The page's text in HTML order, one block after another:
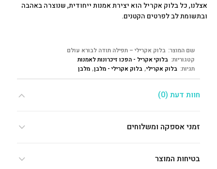
אצלנו, כל בלוק אקריל הוא יצירת אמנות ייחודית, שנוצרה באהבה
ובתשומת לב לפרטים הקטנים.
שם המוצר: בלוק אקרילי – תפילה תודה לבורא עולם
קטגוריות: בלוקי אקריל - הפכו זיכרונות לאמנות
תגיות: בלוק אקרילי, בלוק אקרילי - מלבן, מלבן
חוות דעת (0)
זמני אספקה ומשלוחים
בטיחות המוצר